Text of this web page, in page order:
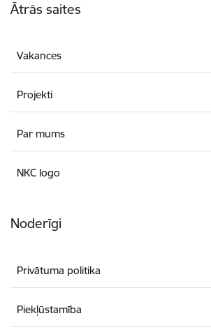
Ātrās saites
Vakances
Projekti
Par mums
NKC logo
Noderīgi
Privātuma politika
Piekļūstamība